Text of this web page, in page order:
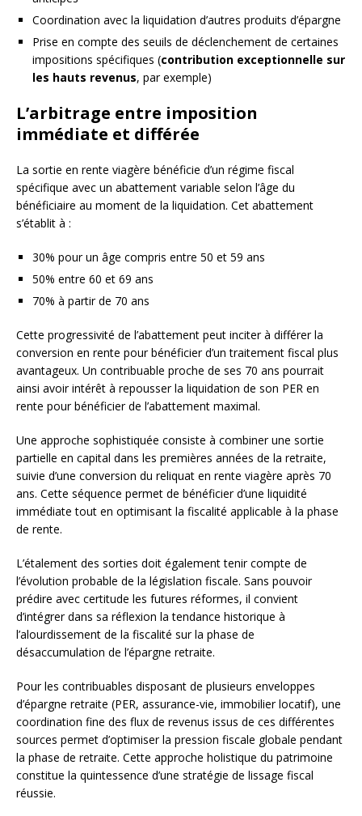
Coordination avec la liquidation d’autres produits d’épargne
Prise en compte des seuils de déclenchement de certaines
impositions spécifiques (contribution exceptionnelle sur
les hauts revenus, par exemple)
L’arbitrage entre imposition
immédiate et différée
La sortie en rente viagère bénéficie d’un régime fiscal
spécifique avec un abattement variable selon l’âge du
bénéficiaire au moment de la liquidation. Cet abattement
s’établit à :
30% pour un âge compris entre 50 et 59 ans
50% entre 60 et 69 ans
70% à partir de 70 ans
Cette progressivité de l’abattement peut inciter à différer la
conversion en rente pour bénéficier d’un traitement fiscal plus
avantageux. Un contribuable proche de ses 70 ans pourrait
ainsi avoir intérêt à repousser la liquidation de son PER en
rente pour bénéficier de l’abattement maximal.
Une approche sophistiquée consiste à combiner une sortie
partielle en capital dans les premières années de la retraite,
suivie d’une conversion du reliquat en rente viagère après 70
ans. Cette séquence permet de bénéficier d’une liquidité
immédiate tout en optimisant la fiscalité applicable à la phase
de rente.
L’étalement des sorties doit également tenir compte de
l’évolution probable de la législation fiscale. Sans pouvoir
prédire avec certitude les futures réformes, il convient
d’intégrer dans sa réflexion la tendance historique à
l’alourdissement de la fiscalité sur la phase de
désaccumulation de l’épargne retraite.
Pour les contribuables disposant de plusieurs enveloppes
d’épargne retraite (PER, assurance-vie, immobilier locatif), une
coordination fine des flux de revenus issus de ces différentes
sources permet d’optimiser la pression fiscale globale pendant
la phase de retraite. Cette approche holistique du patrimoine
constitue la quintessence d’une stratégie de lissage fiscal
réussie.